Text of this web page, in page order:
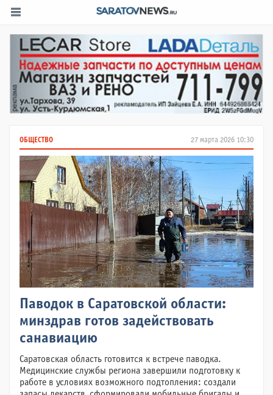
27 марта 2026 10:30
ОБЩЕСТВО
Паводок в Саратовской области:
минздрав готов задействовать
санавиацию
Саратовская область готовится к встрече паводка.
Медицинские службы региона завершили подготовку к
работе в условиях возможного подтопления: создали